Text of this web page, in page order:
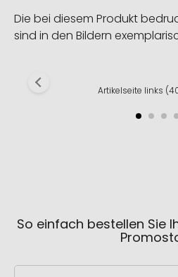
Die bei diesem Produkt
sind in den Bildern
Artikelseite links
So einfach bestellen Sie